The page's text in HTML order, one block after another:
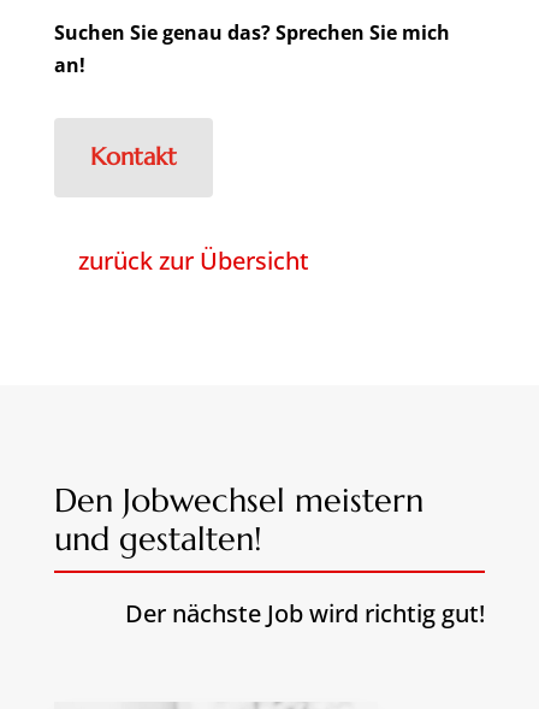
Suchen Sie genau das? Sprechen Sie mich
an!
Kontakt
zurück zur Übersicht
Den Jobwechsel meistern
und gestalten!
Der nächste Job wird richtig gut!